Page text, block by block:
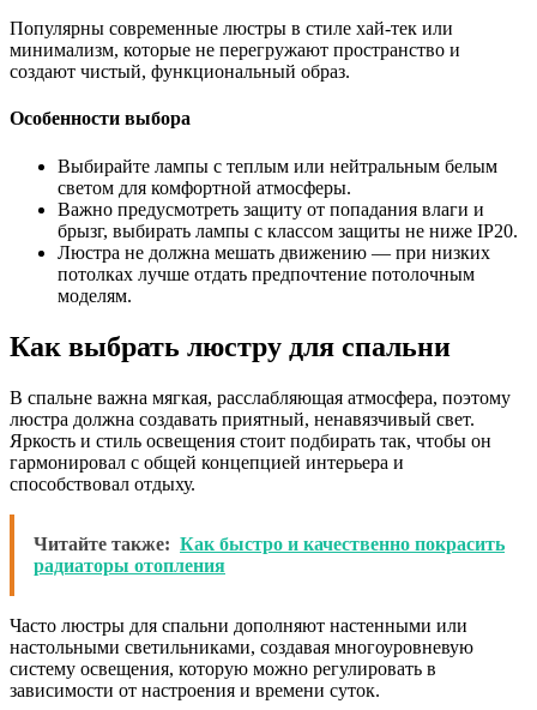
Популярны современные люстры в стиле хай-тек или
минимализм, которые не перегружают пространство и
создают чистый, функциональный образ.
Особенности выбора
Выбирайте лампы с теплым или нейтральным белым
светом для комфортной атмосферы.
Важно предусмотреть защиту от попадания влаги и
брызг, выбирать лампы с классом защиты не ниже IP20.
Люстра не должна мешать движению — при низких
потолках лучше отдать предпочтение потолочным
моделям.
Как выбрать люстру для спальни
В спальне важна мягкая, расслабляющая атмосфера, поэтому
люстра должна создавать приятный, ненавязчивый свет.
Яркость и стиль освещения стоит подбирать так, чтобы он
гармонировал с общей концепцией интерьера и
способствовал отдыху.
Читайте также: Как быстро и качественно покрасить
радиаторы отопления
Часто люстры для спальни дополняют настенными или
настольными светильниками, создавая многоуровневую
систему освещения, которую можно регулировать в
зависимости от настроения и времени суток.